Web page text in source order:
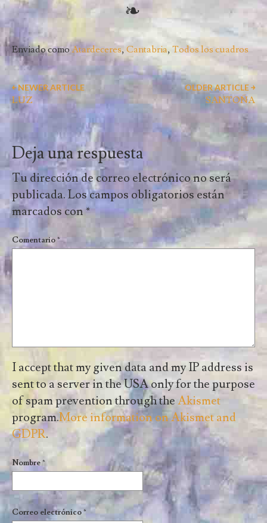
Enviado como Atardeceres, Cantabria, Todos los cuadros
￩ NEWER ARTICLE
LUZ
OLDER ARTICLE ￫
SANTOÑA
Deja una respuesta
Tu dirección de correo electrónico no será
publicada.Los campos obligatorios están
marcados con*
Comentario*
I accept that my given data and my IP address is
sent to a server in the USA only for the purpose
of spam prevention through theAkismet
program.More information on Akismet and
GDPR.
Nombre*
Correo electrónico*